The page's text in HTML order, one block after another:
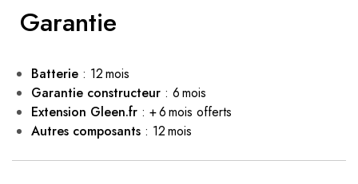
Garantie
Batterie : 12 mois
Garantie constructeur : 6 mois
Extension Gleen.fr : + 6 mois offerts
Autres composants : 12 mois